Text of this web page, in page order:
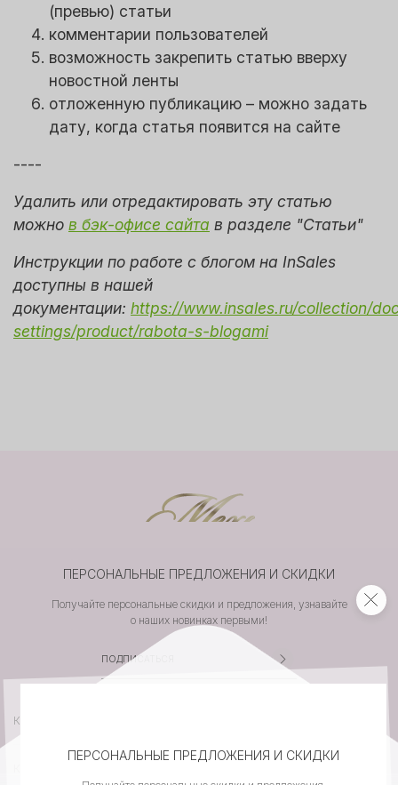
(превью) статьи
комментарии пользователей
возможность закрепить статью вверху
новостной ленты
отложенную публикацию – можно задать
дату, когда статья появится на сайте
----
Удалить или отредактировать эту статью
можно в бэк-офисе сайта в разделе "Статьи"
Инструкции по работе с блогом на InSales
доступны в нашей
документации: https://www.insales.ru/collection/
settings/product/rabota-s-blogami
ПЕРСОНАЛЬНЫЕ ПРЕДЛОЖЕНИЯ И СКИДКИ
Получайте персональные скидки и предложения, узнавайте
о наших новинках первыми!
КАТАЛОГ
ПЕРСОНАЛЬНЫЕ ПРЕДЛОЖЕНИЯ И СКИДКИ